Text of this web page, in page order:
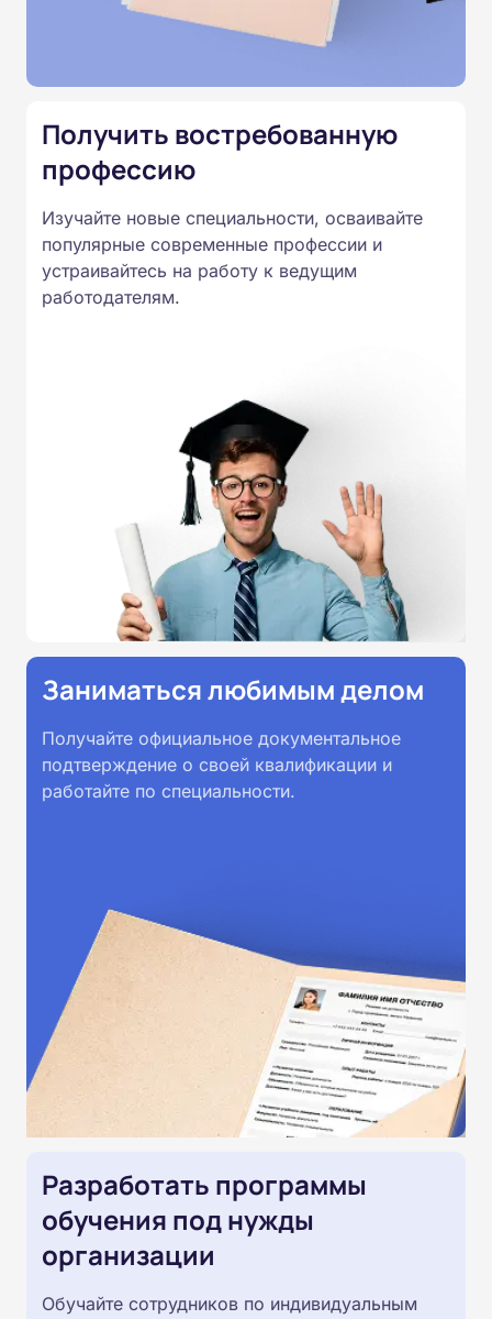
подтверждены лицензией
Министерства образования.
Приказом Минпросвещения
России от 14.07.2023 N 534 в
соответствии с Федеральными
государственными
образовательными стандартами
профессионального образования.
Удостоверения и дипломы о
Получить востребованную
профессию
Изучайте новые специальности, осваивайте
популярные современные профессии и
устраивайтесь на работу к ведущим
работодателям.
Заниматься любимым делом
Получайте официальное документальное
подтверждение о своей квалификации и
работайте по специальности.
Разработать программы
обучения под нужды
организации
Обучайте сотрудников по индивидуальным